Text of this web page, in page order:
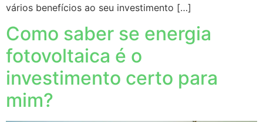
vários benefícios ao seu investimento […]
Como saber se energia
fotovoltaica é o
investimento certo para
mim?